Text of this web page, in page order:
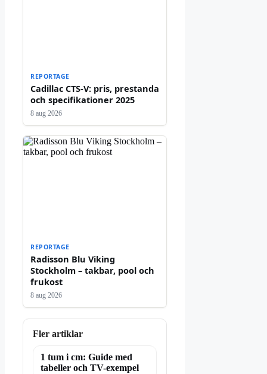
REPORTAGE
Cadillac CTS-V: pris, prestanda
och specifikationer 2025
8 aug 2026
REPORTAGE
Radisson Blu Viking
Stockholm – takbar, pool och
frukost
8 aug 2026
Fler artiklar
1 tum i cm: Guide med
tabeller och TV-exempel